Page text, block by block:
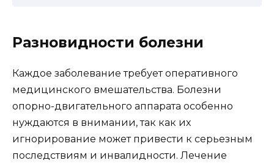
Разновидности болезни
Каждое заболевание требует оперативного
медицинского вмешательства. Болезни
опорно-двигательного аппарата особенно
нуждаются в внимании, так как их
игнорирование может привести к серьезным
последствиям и инвалидности. Лечение